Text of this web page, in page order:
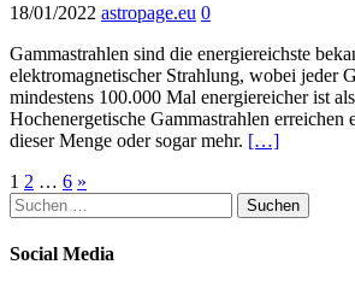
18/01/2022 astropage.eu 0
Gammastrahlen sind die energiereichste
elektromagnetischer Strahlung, wobei jeder
mindestens 100.000 Mal energiereicher ist
Hochenergetische Gammastrahlen erreichen
dieser Menge oder sogar mehr. […]
Seitennummerierung
der
Beiträge
1 2 … 6 »
Suchen
nach:
Social Media